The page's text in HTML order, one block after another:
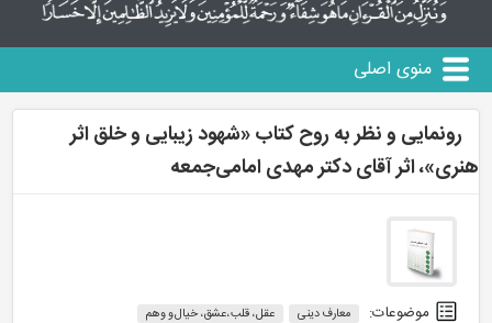
منوی اصلی
رونمایی و نظر به روح کتاب «شهود زیبایی و خلق اثر
هنری»، اثر آقای دکتر مهدی امامی‌جمعه
موضوعات: معارف دینی
عقل ، قلب ،عشق، خیال و وهم